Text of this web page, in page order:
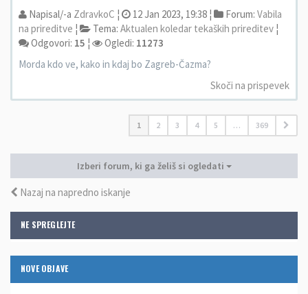
NE SPREGLEJTE
NOVE OBJAVE
Napisal/-a ZdravkoC ¦ 12 Jan 2023, 19:38 ¦ Forum: Vabila
na prireditve ¦ Tema: Aktualen koledar tekaških prireditev ¦
Odgovori: 15 ¦ Ogledi: 11273
Morda kdo ve, kako in kdaj bo Zagreb-Čazma?
Skoči na prispevek
1 2 3 4 5 … 369
Izberi forum, ki ga želiš si ogledati
Nazaj na napredno iskanje